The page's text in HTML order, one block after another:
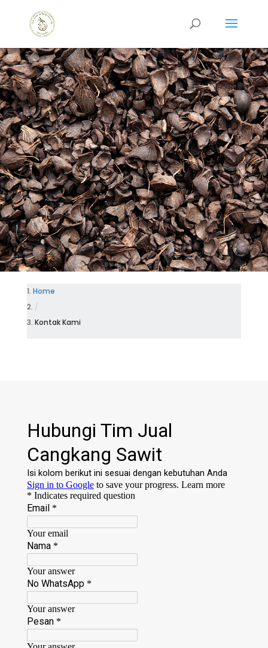
Kontak
Kami
Kami siap melayani dan membantu
dengan senang hati atas
pertanyaan, permintaan serta
pengaduan Anda terkait kebutuhan
produk cangkang sawit dan
layanan.
Home
/
Kontak Kami